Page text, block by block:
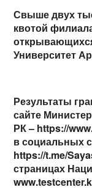
Свыше двух
квотой
Университет
Результаты
сайте
РК – https://
в социальных
https://t.me/
страницах